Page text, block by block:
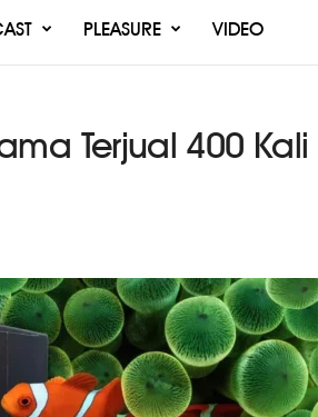
PLEASURE VIDEO
Terjual 400 Kali